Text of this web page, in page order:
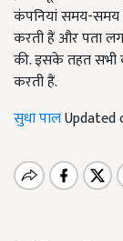
कंपनियां समय-समय
करती हैं और पता
की. इसके तहत सभी
करती हैं.
सुधा पालUpdated